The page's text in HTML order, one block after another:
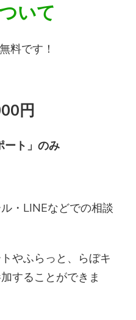
いて
料です！
円
ート」のみ
・LINEなどでの相談
やふらっと、らぼキ
することができま